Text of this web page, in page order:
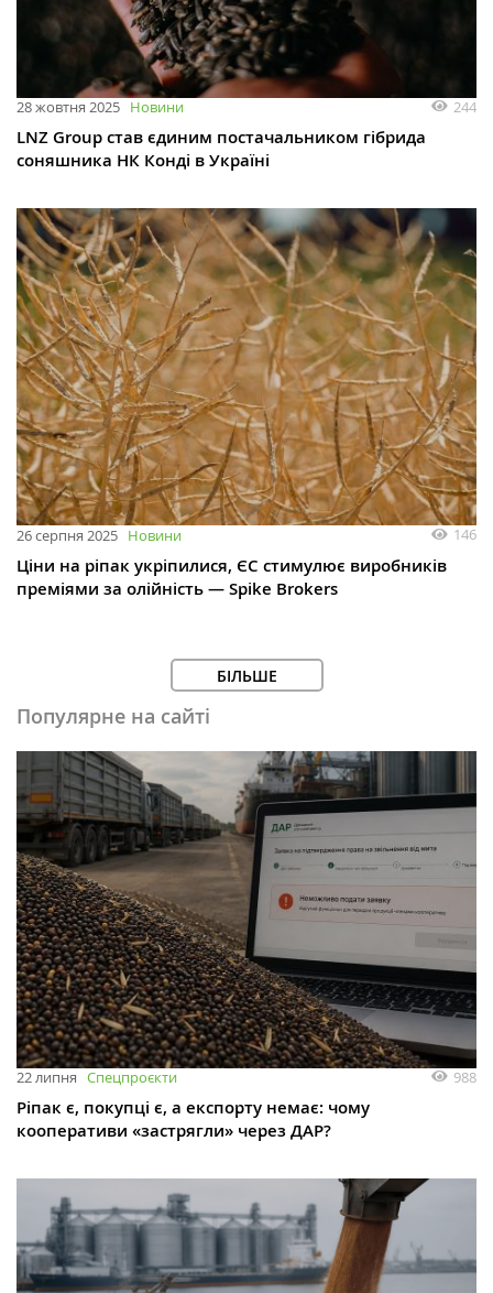
28 жовтня 2025 Новини 244
LNZ Group став єдиним постачальником гібрида
соняшника НК Конді в Україні
26 серпня 2025 Новини 146
Ціни на ріпак укріпилися, ЄС стимулює виробників
преміями за олійність — Spike Brokers
БІЛЬШЕ
Популярне на сайті
22 липня Спецпроєкти 988
Ріпак є, покупці є, а експорту немає: чому
кооперативи «застрягли» через ДАР?